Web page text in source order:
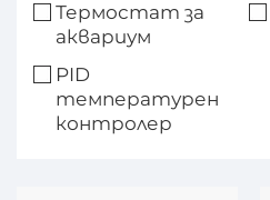
Термостат за
аквариум
PID
температурен
контролер